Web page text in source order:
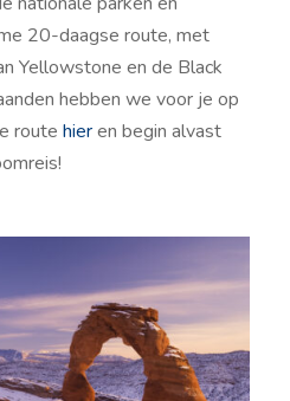
20-daagse route, met
Yellowstone en de Black
hebben we voor je op
route hieren begin alvast